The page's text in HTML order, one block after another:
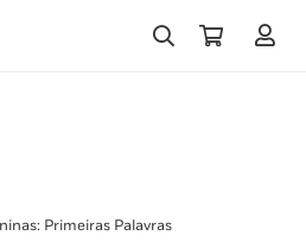
Primeiras Palavras